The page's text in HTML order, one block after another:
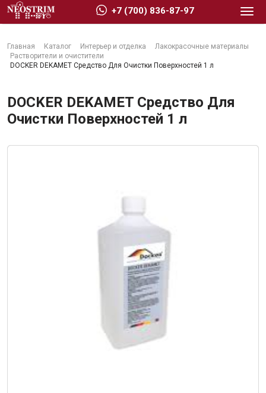
Главная Каталог Интерьер и отделка
Лакокрасочные материалы
Растворители и очистители
DOCKER DEKAMET Средство Для Очистки Поверхностей 1 л
DOCKER DEKAMET Средство Для
Очистки Поверхностей 1 л
+7 (700) 836-87-97
Стройматериалы
Сухие строительные смеси
Кровельные материалы
Интерьер и отделка
Лакокрасочные материалы
Клеи, жидкие гвозди